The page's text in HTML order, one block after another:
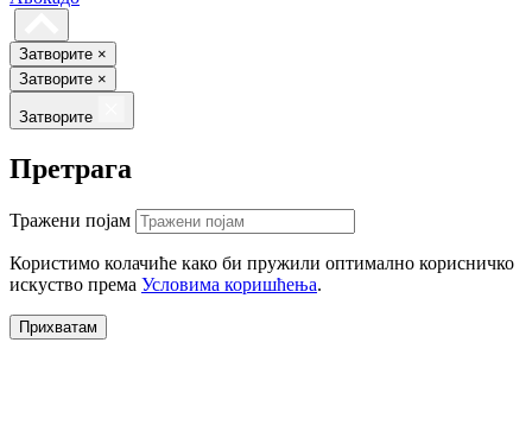
Затворите ×
Затворите ×
Затворите
Претрага
Тражени појам
Користимо колачиће како би пружили оптимално корисничко
искуство према Условима коришћења.
Прихватам